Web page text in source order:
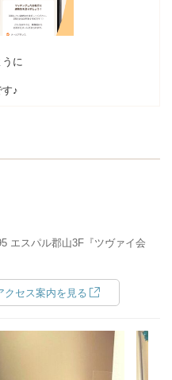
に
♪
エスパル郡山3F『ツヴァイ会
クセス案内を見る